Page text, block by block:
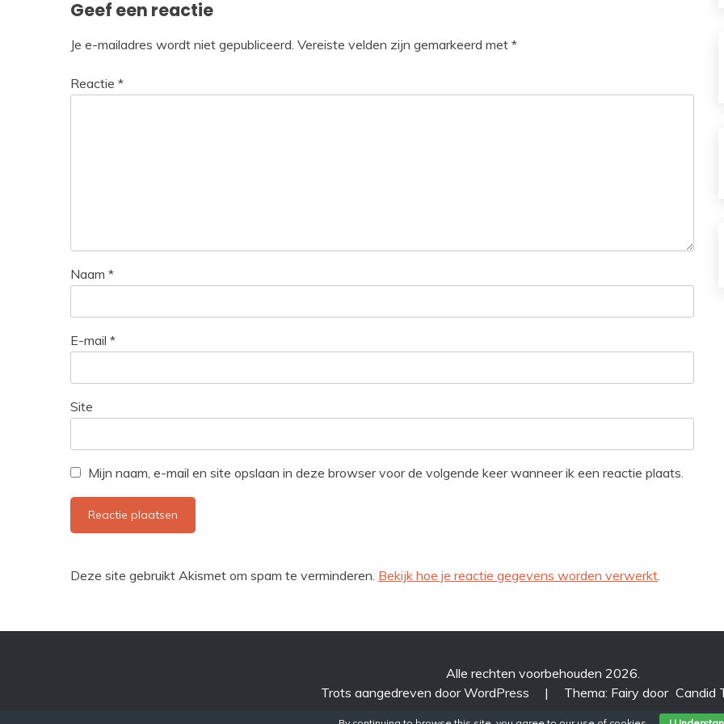
Geef een reactie
Je e-mailadres wordt niet gepubliceerd. Vereiste velden zijn gemarkeerd met *
Reactie *
Naam *
E-mail *
Site
Mijn naam, e-mail en site opslaan in deze browser voor de volgende keer wanneer ik een reactie plaats.
Deze site gebruikt Akismet om spam te verminderen. Bekijk hoe je reactie gegevens worden verwerkt
Alle rechten voorbehouden 2026.
Trots aangedreven door WordPress
| Thema: Fairy door Candid